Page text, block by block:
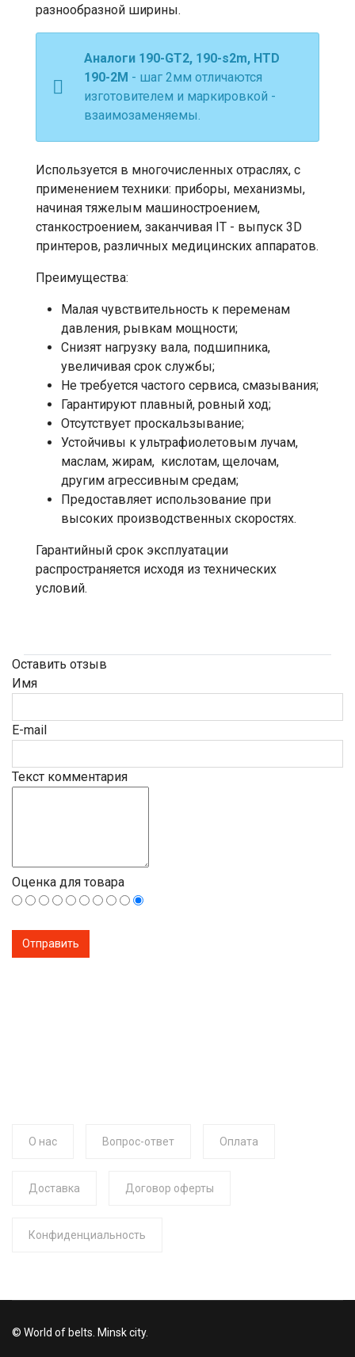
разнообразной ширины.
Аналоги 190-GT2, 190-s2m, HTD
190-2М - шаг 2мм отличаются
изготовителем и маркировкой -
взаимозаменяемы.
Используется в многочисленных отраслях, с
применением техники: приборы, механизмы,
начиная тяжелым машиностроением,
станкостроением, заканчивая IT - выпуск 3D
принтеров, различных медицинских аппаратов.
Преимущества:
Малая чувствительность к переменам
давления, рывкам мощности;
Снизят нагрузку вала, подшипника,
увеличивая срок службы;
Не требуется частого сервиса, смазывания;
Гарантируют плавный, ровный ход;
Отсутствует проскальзывание;
Устойчивы к ультрафиолетовым лучам,
маслам, жирам, кислотам, щелочам,
другим агрессивным средам;
Предоставляет использование при
высоких производственных скоростях.
Гарантийный срок эксплуатации
распространяется исходя из технических
условий.
Оставить отзыв
Имя
E-mail
Текст комментария
Оценка для товара
О нас Вопрос-ответ Оплата
Доставка Договор оферты
Конфиденциальность
© World of belts. Minsk city.